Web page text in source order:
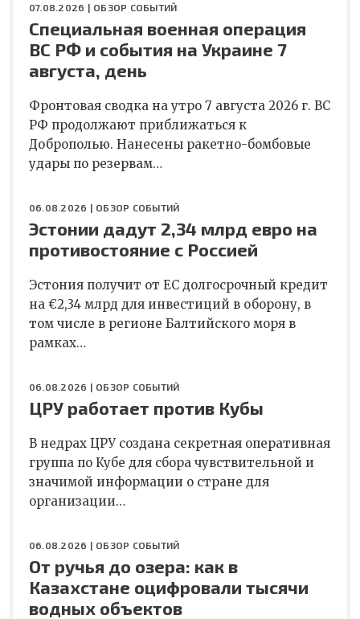
07.08.2026 | ОБЗОР СОБЫТИЙ
Специальная военная операция
ВС РФ и события на Украине 7
августа, день
Фронтовая сводка на утро 7 августа 2026 г. ВС
РФ продолжают приближаться к
Доброполью. Нанесены ракетно-бомбовые
удары по резервам…
06.08.2026 | ОБЗОР СОБЫТИЙ
Эстонии дадут 2,34 млрд евро на
противостояние с Россией
Эстония получит от ЕС долгосрочный кредит
на €2,34 млрд для инвестиций в оборону, в
том числе в регионе Балтийского моря в
рамках…
06.08.2026 | ОБЗОР СОБЫТИЙ
ЦРУ работает против Кубы
В недрах ЦРУ создана секретная оперативная
группа по Кубе для сбора чувствительной и
значимой информации о стране для
организации…
06.08.2026 | ОБЗОР СОБЫТИЙ
От ручья до озера: как в
Казахстане оцифровали тысячи
водных объектов